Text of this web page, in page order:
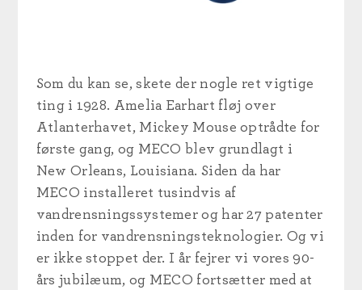
Som du kan se, skete der nogle ret vigtige
ting i 1928. Amelia Earhart fløj over
Atlanterhavet, Mickey Mouse optrådte for
første gang, og MECO blev grundlagt i
New Orleans, Louisiana. Siden da har
MECO installeret tusindvis af
vandrensningssystemer og har 27 patenter
inden for vandrensningsteknologier. Og vi
er ikke stoppet der. I år fejrer vi vores 90-
års jubilæum, og MECO fortsætter med at